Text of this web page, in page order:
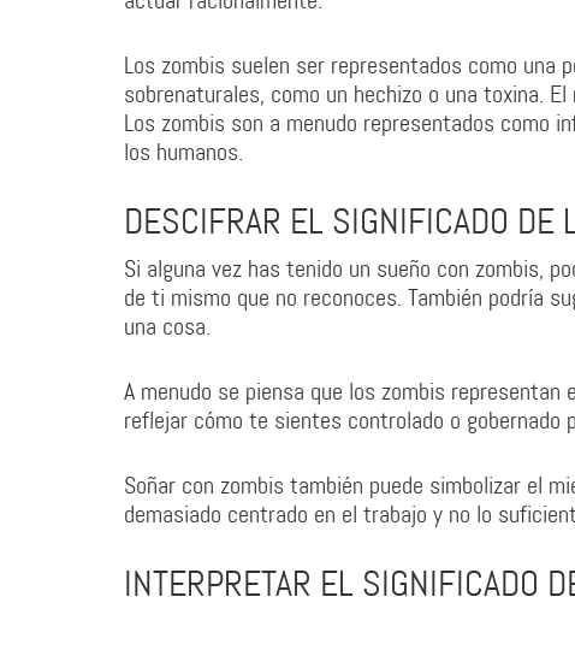
Los zombis suelen ser representados como una
sobrenaturales, como un hechizo o una toxina.
Los zombis son a menudo representados como
los humanos.
DESCIFRAR EL SIGNIFICADO DE
Si alguna vez has tenido un sueño con zombis,
de ti mismo que no reconoces. También podría
una cosa.
A menudo se piensa que los zombis
reflejar cómo te sientes controlado o gobernado
Soñar con zombis también puede simbolizar el
demasiado centrado en el trabajo y no lo
INTERPRETAR EL SIGNIFICADO